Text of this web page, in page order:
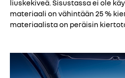
liuskekiveä. Sisustassa ei ole
materiaali on vähintään 25 %
materiaalista on peräisin